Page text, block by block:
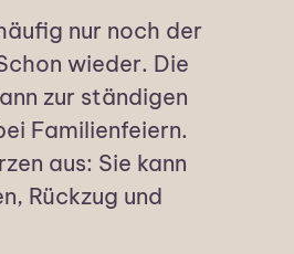
nur noch der
wieder. Die
zur ständigen
Familienfeiern.
aus: Sie kann
Rückzug und